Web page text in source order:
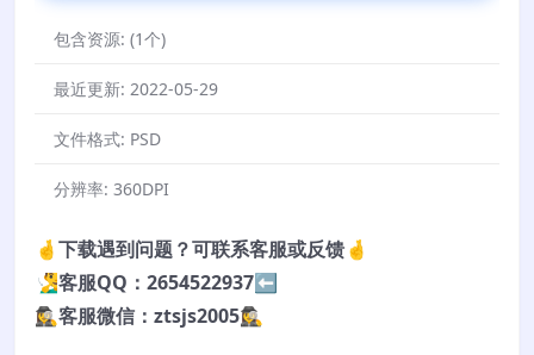
包含资源: (1个)
最近更新: 2022-05-29
文件格式: PSD
分辨率: 360DPI
🤞下载遇到问题？可联系客服或反馈🤞
🧏‍♂️客服QQ：2654522937⬅️
🕵️‍♀️客服微信：ztsjs2005🕵️‍♀️